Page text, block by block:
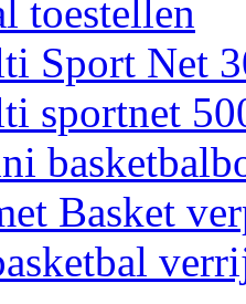
toestellen
Sport Net
sportnet
Basket